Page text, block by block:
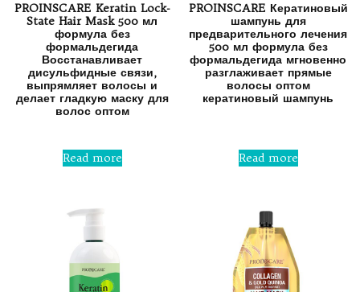
PROINSCARE Keratin Lock-
State Hair Mask 500 мл
формула без
формальдегида
Восстанавливает
дисульфидные связи,
выпрямляет волосы и
делает гладкую маску для
волос оптом
0
out
Read more
PROINSCARE Кератиновый
шампунь для
предварительного лечения
500 мл формула без
формальдегида мгновенно
разглаживает прямые
волосы оптом
кератиновый шампунь
out
of
5
Read more